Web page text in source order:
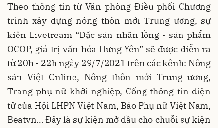
Theo thông tin từ Văn phòng Điều phối Chương
trình xây dựng nông thôn mới Trung ương, sự
kiện Livetream “Đặc sản nhãn lồng - sản phẩm
OCOP, giá trị văn hóa Hưng Yên” sẽ được diễn ra
từ 20h - 22h ngày 29/7/2021 trên các kênh: Nông
sản Việt Online, Nông thôn mới Trung ương,
Trang phụ nữ khởi nghiệp, Cổng thông tin điện
tử của Hội LHPN Việt Nam, Báo Phụ nữ Việt Nam,
Beatvn… Đây là sự kiện mở đầu cho chuỗi sự kiện